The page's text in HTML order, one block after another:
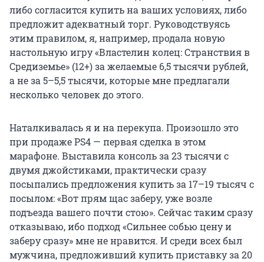
либо согласится купить на ваших условиях, либо
предложит адекватный торг. Руководствуясь
этим правилом, я, например, продала новую
настольную игру «Властелин колец: Странствия в
Средиземье» (12+) за желаемые 6,5 тысячи рублей,
а не за 5–5,5 тысячи, которые мне предлагали
несколько человек до этого.
Наталкивалась я и на перекупа. Произошло это
при продаже PS4 — первая сделка в этом
марафоне. Выставила консоль за 23 тысячи с
двумя джойстиками, практически сразу
посыпались предложения купить за 17–19 тысяч с
посылом: «Вот прям щас заберу, уже возле
подъезда вашего почти стою». Сейчас таким сразу
отказываю, ибо подход «Сильнее собью цену и
заберу сразу» мне не нравится. И среди всех был
мужчина, предложивший купить приставку за 20